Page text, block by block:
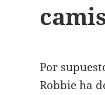
Por
Robbie ha